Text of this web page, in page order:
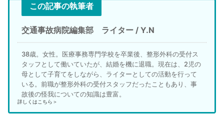
この記事の執筆者
交通事故病院編集部 ライター / Y.N
38歳。女性。医療事務専門学校を卒業後、整形外科の受付ス
タッフとして働いていたが、結婚を機に退職。現在は、2児の
母として子育てをしながら、ライターとしての活動を行って
いる。前職が整形外科の受付スタッフだったこともあり、事
故後の怪我についての知識は豊富。
詳しくはこちら＞